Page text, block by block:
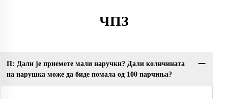
ЧПЗ
П: Дали је приемете мали наручки? Дали количината
на нарушка може да биде помала од 100 парчиња?